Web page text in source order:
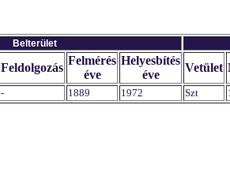
Belterület
Feldolgozás
Felmérés
éve
Helyesbítés
éve
Vetület
- 1889 1972 Szt